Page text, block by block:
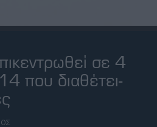
σε 4
που διαθέτει-